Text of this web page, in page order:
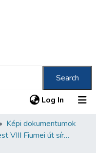
Search
Log In (current)
Képi dokumentumok
Budapest VIII Fiumei út sírkert 3. rész